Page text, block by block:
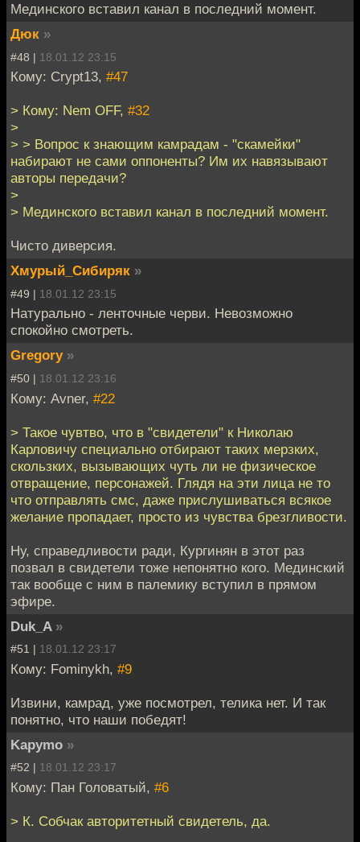
Мединского вставил канал в последний момент.
Дюк »
#48 | 18.01.12 23:15
Кому: Crypt13, #47
> Кому: Nem OFF, #32
>
> > Вопрос к знающим камрадам - "скамейки"
набирают не сами оппоненты? Им их навязывают
авторы передачи?
>
> Мединского вставил канал в последний момент.
Чисто диверсия.
Хмурый_Сибиряк »
#49 | 18.01.12 23:15
Натурально - ленточные черви. Невозможно
спокойно смотреть.
Gregory »
#50 | 18.01.12 23:16
Кому: Avner, #22
> Такое чувтво, что в "свидетели" к Николаю
Карловичу специально отбирают таких мерзких,
скользких, вызывающих чуть ли не физическое
отвращение, персонажей. Глядя на эти лица не то
что отправлять смс, даже прислушиваться всякое
желание пропадает, просто из чувства брезгливости.
Ну, справедливости ради, Кургинян в этот раз
позвал в свидетели тоже непонятно кого. Мединский
так вообще с ним в палемику вступил в прямом
эфире.
Duk_A »
#51 | 18.01.12 23:17
Кому: Fominykh, #9
Извини, камрад, уже посмотрел, телика нет. И так
понятно, что наши победят!
Kapymo »
#52 | 18.01.12 23:17
Кому: Пан Головатый, #6
> К. Собчак авторитетный свидетель, да.